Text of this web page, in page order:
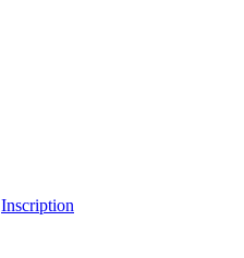
Inscription